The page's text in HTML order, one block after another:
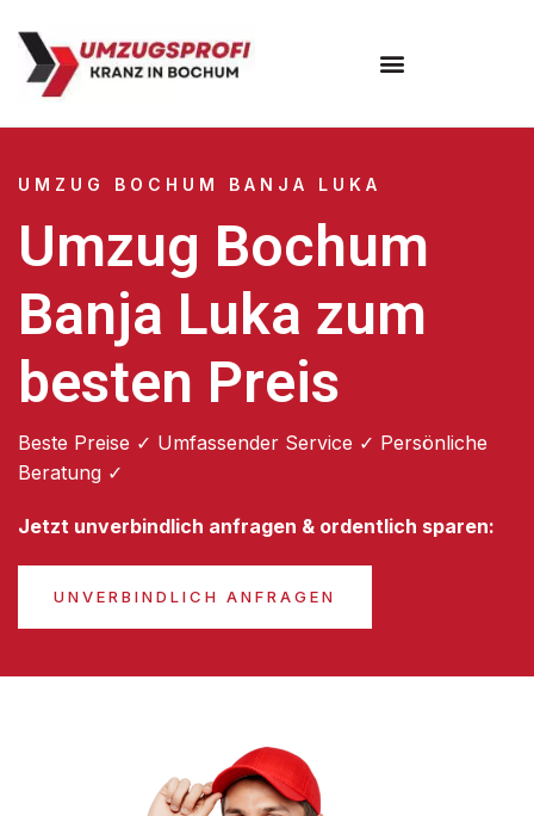
UMZUG BOCHUM BANJA LUKA
Umzug Bochum
Banja Luka zum
besten Preis
Beste Preise ✓ Umfassender Service ✓ Persönliche
Beratung ✓
Jetzt unverbindlich anfragen & ordentlich sparen:
UNVERBINDLICH ANFRAGEN